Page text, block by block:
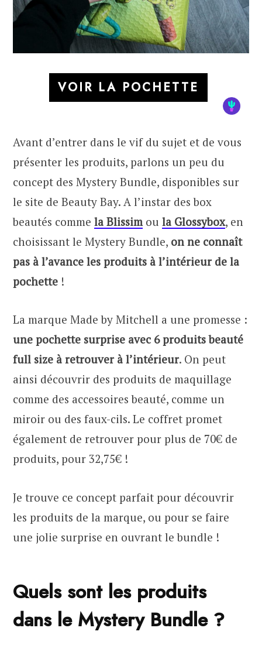
VOIR LA POCHETTE
Avant d’entrer dans le vif du sujet et de vous
présenter les produits, parlons un peu du
concept des Mystery Bundle, disponibles sur
le site de Beauty Bay. A l’instar des box
beautés comme la Blissim ou la Glossybox, en
choisissant le Mystery Bundle, on ne connaît
pas à l’avance les produits à l’intérieur de la
pochette !
La marque Made by Mitchell a une promesse :
une pochette surprise avec 6 produits beauté
full size à retrouver à l’intérieur. On peut
ainsi découvrir des produits de maquillage
comme des accessoires beauté, comme un
miroir ou des faux-cils. Le coffret promet
également de retrouver pour plus de 70€ de
produits, pour 32,75€ !
Je trouve ce concept parfait pour découvrir
les produits de la marque, ou pour se faire
une jolie surprise en ouvrant le bundle !
Quels sont les produits
dans le Mystery Bundle ?